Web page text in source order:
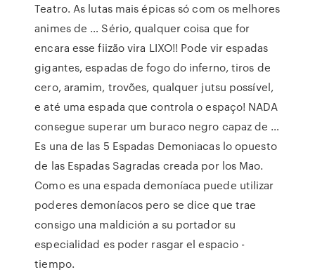
Teatro. As lutas mais épicas só com os melhores
animes de … Sério, qualquer coisa que for
encara esse fiizão vira LIXO!! Pode vir espadas
gigantes, espadas de fogo do inferno, tiros de
cero, aramim, trovões, qualquer jutsu possível,
e até uma espada que controla o espaço! NADA
consegue superar um buraco negro capaz de …
Es una de las 5 Espadas Demoniacas lo opuesto
de las Espadas Sagradas creada por los Mao.
Como es una espada demoníaca puede utilizar
poderes demoníacos pero se dice que trae
consigo una maldición a su portador su
especialidad es poder rasgar el espacio -
tiempo.